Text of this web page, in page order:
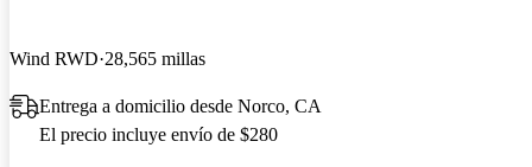
Wind RWD 28,565 millas
Entrega a domicilio desde Norco, CA
El precio incluye envío de $280